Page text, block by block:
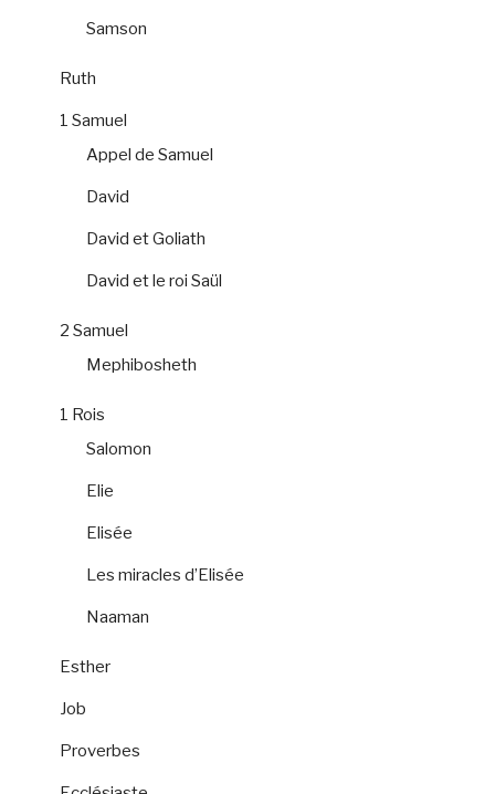
Samson
Ruth
1 Samuel
Appel de Samuel
David
David et Goliath
David et le roi Saül
2 Samuel
Mephibosheth
1 Rois
Salomon
Elie
Elisée
Les miracles d’Elisée
Naaman
Esther
Job
Proverbes